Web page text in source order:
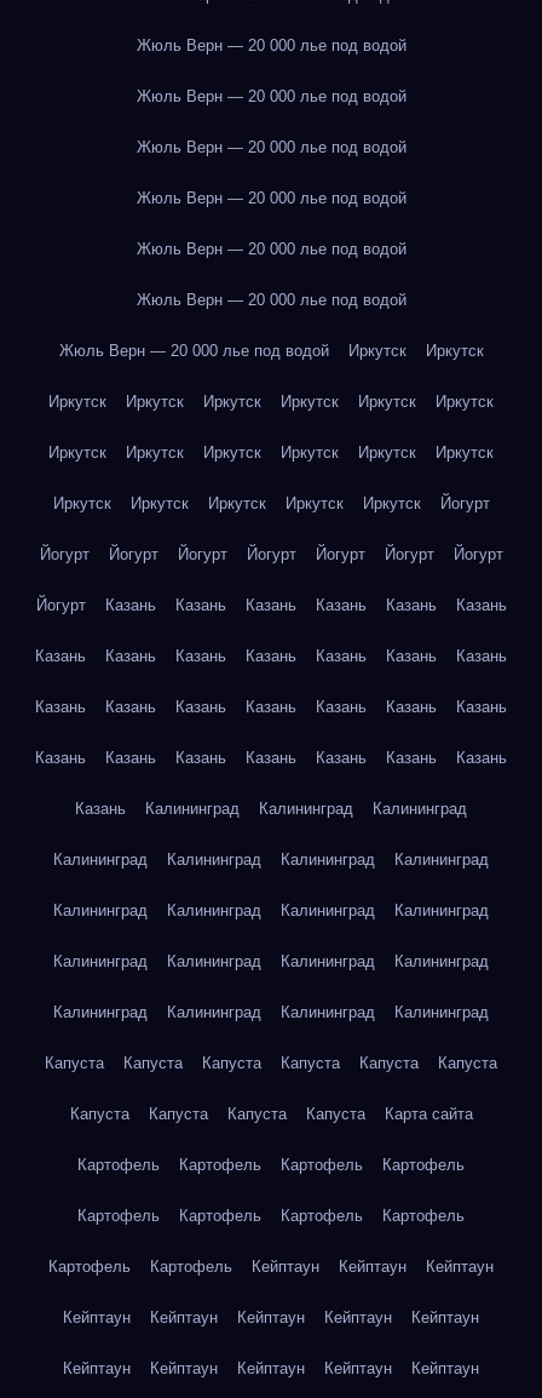
Жюль Верн — 20 000 лье под водой
Жюль Верн — 20 000 лье под водой
Жюль Верн — 20 000 лье под водой
Жюль Верн — 20 000 лье под водой
Жюль Верн — 20 000 лье под водой
Жюль Верн — 20 000 лье под водой
Жюль Верн — 20 000 лье под водой Иркутск Иркутск
Иркутск Иркутск Иркутск Иркутск Иркутск Иркутск
Иркутск Иркутск Иркутск Иркутск Иркутск Иркутск
Иркутск Иркутск Иркутск Иркутск Иркутск Йогурт
Йогурт Йогурт Йогурт Йогурт Йогурт Йогурт Йогурт
Йогурт Казань Казань Казань Казань Казань Казань
Казань Казань Казань Казань Казань Казань Казань
Казань Казань Казань Казань Казань Казань Казань
Казань Казань Казань Казань Казань Казань Казань
Казань Калининград Калининград Калининград
Калининград Калининград Калининград Калининград
Калининград Калининград Калининград Калининград
Калининград Калининград Калининград Калининград
Калининград Калининград Калининград Калининград
Капуста Капуста Капуста Капуста Капуста Капуста
Капуста Капуста Капуста Капуста Карта сайта
Картофель Картофель Картофель Картофель
Картофель Картофель Картофель Картофель
Картофель Картофель Кейптаун Кейптаун Кейптаун
Кейптаун Кейптаун Кейптаун Кейптаун Кейптаун
Кейптаун Кейптаун Кейптаун Кейптаун Кейптаун